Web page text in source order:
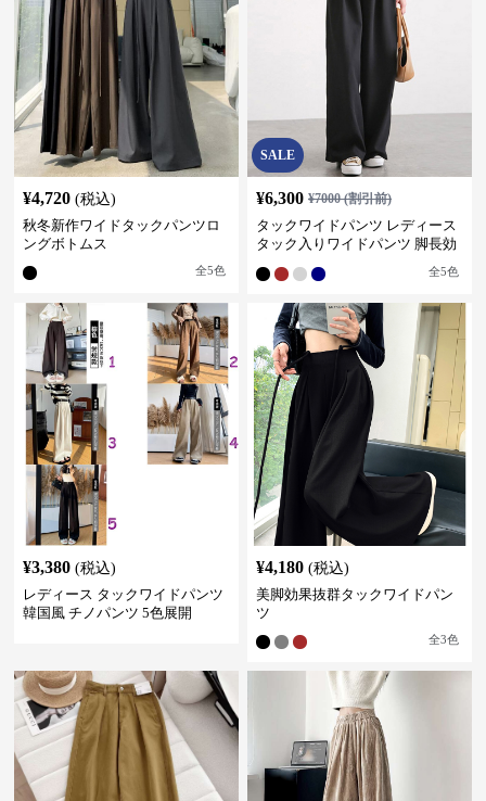
¥4,720 (税込)
秋冬新作ワイドタックパンツロ
ングボトムス
全5色
SALE
¥6,300 ¥7000(割引前)
タックワイドパンツ レディース
タック入りワイドパンツ 脚長効
全5色
¥3,380 (税込)
レディース タックワイドパンツ
韓国風 チノパンツ 5色展開
¥4,180 (税込)
美脚効果抜群タックワイドパン
ツ
全3色